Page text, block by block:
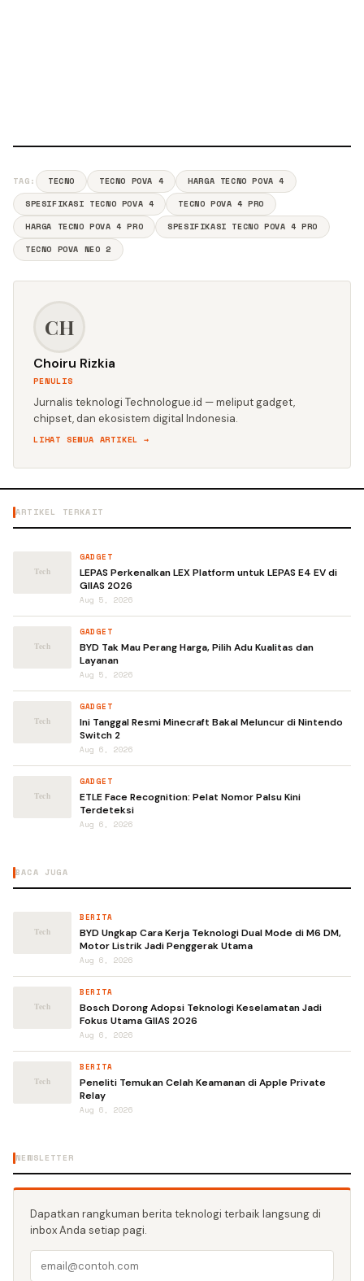
TAG: TECNO TECNO POVA 4
HARGA TECNO POVA 4
SPESIFIKASI TECNO POVA 4
TECNO POVA 4 PRO
HARGA TECNO POVA 4 PRO
SPESIFIKASI TECNO POVA 4 PRO
TECNO POVA NEO 2
CH
Choiru Rizkia
PENULIS
Jurnalis teknologi Technologue.id — meliput gadget,
chipset, dan ekosistem digital Indonesia.
LIHAT SEMUA ARTIKEL →
ARTIKEL TERKAIT
GADGET
LEPAS Perkenalkan LEX Platform untuk LEPAS E4 EV di
GIIAS 2026
Aug 5, 2026
GADGET
BYD Tak Mau Perang Harga, Pilih Adu Kualitas dan
Layanan
Aug 5, 2026
GADGET
Ini Tanggal Resmi Minecraft Bakal Meluncur di Nintendo
Switch 2
Aug 6, 2026
GADGET
ETLE Face Recognition: Pelat Nomor Palsu Kini
Terdeteksi
Aug 6, 2026
BACA JUGA
BERITA
BYD Ungkap Cara Kerja Teknologi Dual Mode di M6 DM,
Motor Listrik Jadi Penggerak Utama
Aug 6, 2026
BERITA
Bosch Dorong Adopsi Teknologi Keselamatan Jadi
Fokus Utama GIIAS 2026
Aug 6, 2026
BERITA
Peneliti Temukan Celah Keamanan di Apple Private
Relay
Aug 6, 2026
NEWSLETTER
Dapatkan rangkuman berita teknologi terbaik langsung di
inbox Anda setiap pagi.